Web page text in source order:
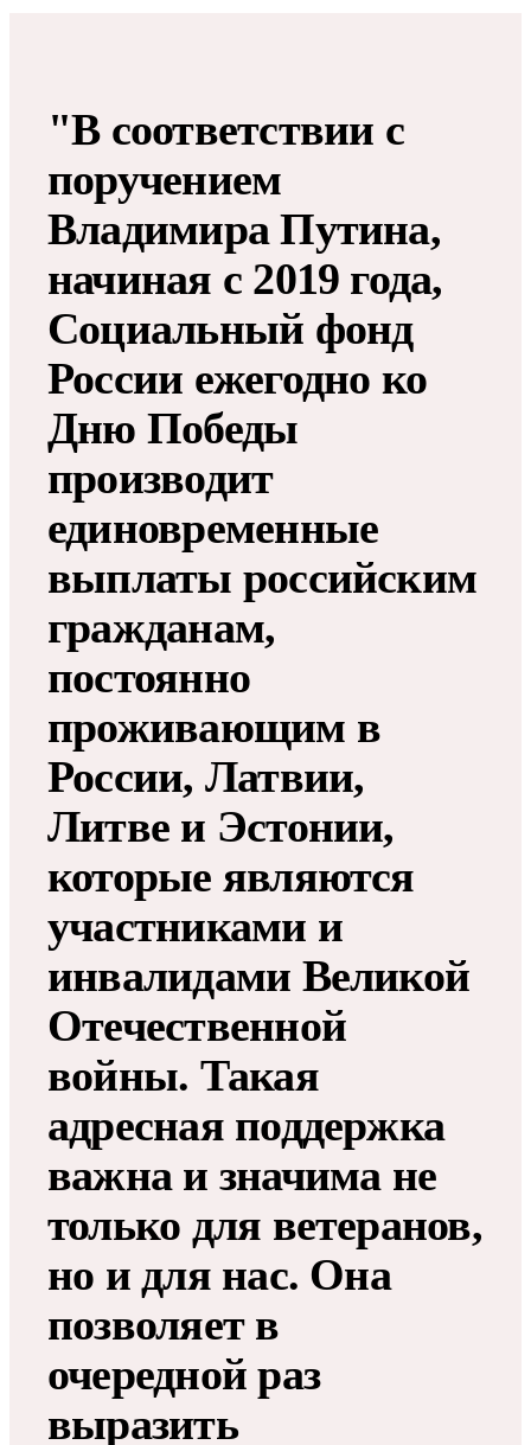
"В соответствии с
поручением
Владимира Путина,
начиная с 2019 года,
Социальный фонд
России ежегодно ко
Дню Победы
производит
единовременные
выплаты российским
гражданам,
постоянно
проживающим в
России, Латвии,
Литве и Эстонии,
которые являются
участниками и
инвалидами Великой
Отечественной
войны. Такая
адресная поддержка
важна и значима не
только для ветеранов,
но и для нас. Она
позволяет в
очередной раз
выразить